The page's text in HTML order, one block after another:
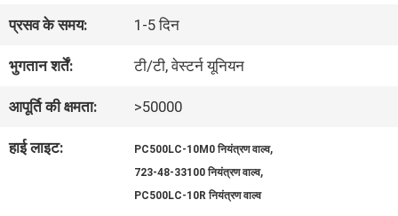
भ्रमण
गुणवत्ता
नियंत्रण
प्रसव के समय: 1-5 दिन
भुगतान शर्तें: टी/टी, वेस्टर्न यूनियन
आपूर्ति की क्षमता: >50000
हाई लाइट: PC500LC-10M0 नियंत्रण वाल्व,
723-48-33100 नियंत्रण वाल्व,
PC500LC-10R नियंत्रण वाल्व